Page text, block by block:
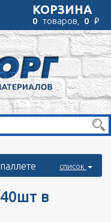
КОРЗИНА
0 товаров, 0 ₽
список
в